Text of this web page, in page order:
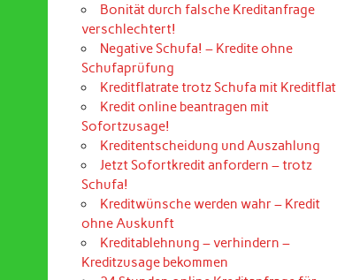
Bonität durch falsche Kreditanfrage
verschlechtert!
Negative Schufa! – Kredite ohne
Schufaprüfung
Kreditflatrate trotz Schufa mit Kreditflat
Kredit online beantragen mit
Sofortzusage!
Kreditentscheidung und Auszahlung
Jetzt Sofortkredit anfordern – trotz
Schufa!
Kreditwünsche werden wahr – Kredit
ohne Auskunft
Kreditablehnung – verhindern –
Kreditzusage bekommen